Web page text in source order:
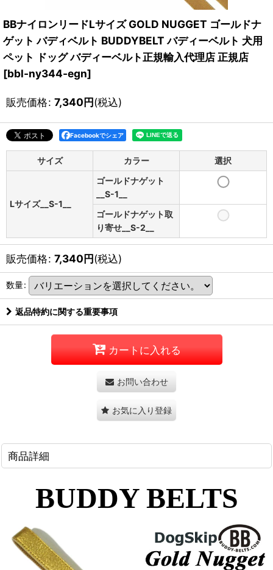
BBナイロンリードLサイズ GOLD NUGGET ゴールドナ
ゲット バディベルト BUDDYBELT バディーベルト 犬用
ペット ドッグ バディーベルト正規輸入代理店 正規店
[bbl-ny344-egn]
販売価格: 7,340円(税込)
Facebookでシェア
サイズ カラー 選択
Lサイズ__S-1__
ゴールドナゲット
__S-1__
ゴールドナゲット取
り寄せ__S-2__
販売価格: 7,340円(税込)
数量:
返品特約に関する重要事項
カートに入れる
お問い合わせ
お気に入り登録
商品詳細
BUDDY BELTS